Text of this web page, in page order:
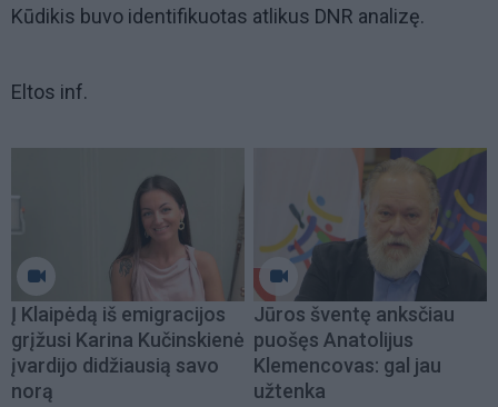
Kūdikis buvo identifikuotas atlikus DNR analizę.
Eltos inf.
Į Klaipėdą iš emigracijos
grįžusi Karina Kučinskienė
įvardijo didžiausią savo
norą
Jūros šventę anksčiau
puošęs Anatolijus
Klemencovas: gal jau
užtenka